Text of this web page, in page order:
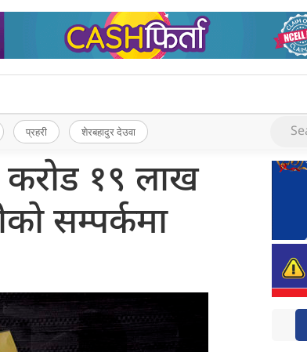
प्रहरी शेरबहादुर देउवा
करोड १९ लाख
सम्पर्कमा